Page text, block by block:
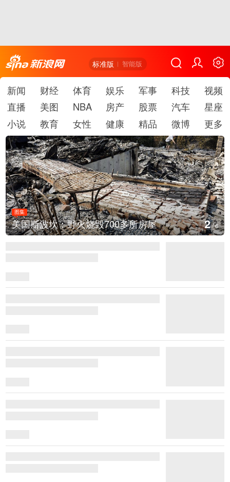
标准版 智能版
新闻 财经 体育 娱乐 军事 科技
视频
直播
美图 NBA 房产 股票 汽车
星座
小说
教育 女性 健康 精品 微博 更多
图集
美国斯波坎：野火烧毁700多所房屋 2/6